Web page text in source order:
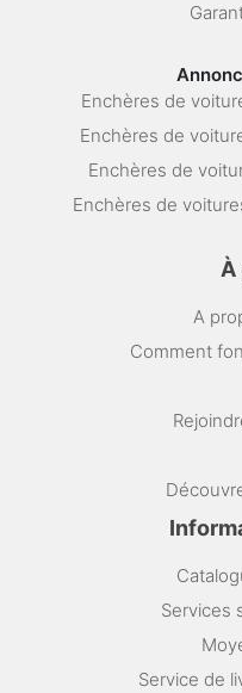
Enchères de
Enchères de
Enchères de
Enchères de
À
A
Comment
Services
Service de